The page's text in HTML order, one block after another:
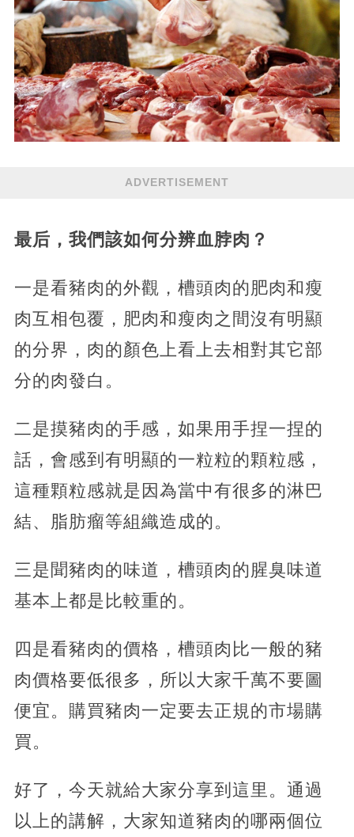
ADVERTISEMENT
最后，我們該如何分辨血脖肉？
一是看豬肉的外觀，槽頭肉的肥肉和瘦
肉互相包覆，肥肉和瘦肉之間沒有明顯
的分界，肉的顏色上看上去相對其它部
分的肉發白。
二是摸豬肉的手感，如果用手捏一捏的
話，會感到有明顯的一粒粒的顆粒感，
這種顆粒感就是因為當中有很多的淋巴
結、脂肪瘤等組織造成的。
三是聞豬肉的味道，槽頭肉的腥臭味道
基本上都是比較重的。
四是看豬肉的價格，槽頭肉比一般的豬
肉價格要低很多，所以大家千萬不要圖
便宜。購買豬肉一定要去正規的市場購
買。
好了，今天就給大家分享到這里。通過
以上的講解，大家知道豬肉的哪兩個位